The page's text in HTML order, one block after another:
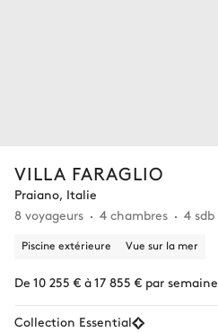
VILLA FARAGLIO
Praiano, Italie
8 voyageurs
4 chambres 4 sdb
Piscine extérieure Vue sur la mer
De 10 255 € à 17 855 € par semaine
Collection Essential